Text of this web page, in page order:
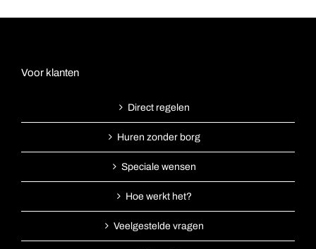
Voor klanten
Direct regelen
Huren zonder borg
Speciale wensen
Hoe werkt het?
Veelgestelde vragen